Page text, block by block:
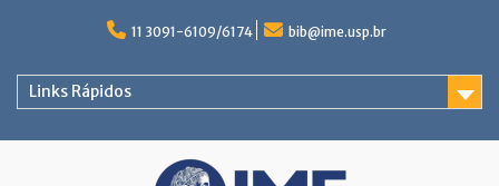
11 3091-6109/6174 bib@ime.usp.br
Links Rápidos